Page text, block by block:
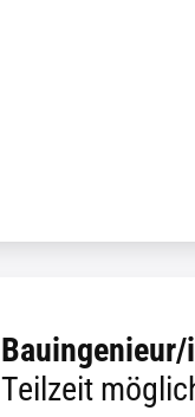
Bauingenieur/
Teilzeit